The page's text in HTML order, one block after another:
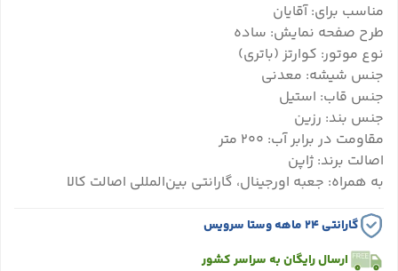
مناسب برای: آقایان
طرح صفحه نمایش: ساده
نوع موتور: کوارتز (باتری)
جنس شیشه: معدنی
جنس قاب: استیل
جنس بند: رزین
مقاومت در برابر آب: 200 متر
اصالت برند: ژاپن
به همراه: جعبه اورجینال، گارانتی بین‌المللی اصالت کالا
گارانتی ۲۴ ماهه وستا سرویس
ارسال رایگان به سراسر کشور